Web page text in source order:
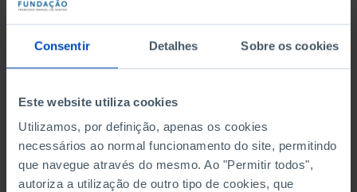
Consentir Detalhes Sobre os cookies
Este website utiliza cookies
Utilizamos, por definição, apenas os cookies
necessários ao normal funcionamento do site, permitindo
que navegue através do mesmo. Ao "Permitir todos",
autoriza a utilização de outro tipo de cookies, que
DATA DE INÍCIO
DATA DE FIM